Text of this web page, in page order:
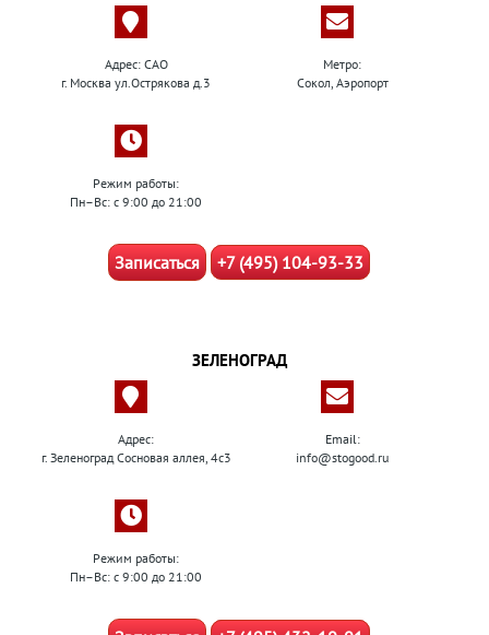
Адрес: САО
г. Москва ул.Острякова д.3
Метро:
Сокол, Аэропорт
Режим работы:
Пн–Вс: с 9:00 до 21:00
Записаться +7 (495) 104-93-33
ЗЕЛЕНОГРАД
Адрес:
г. Зеленоград Сосновая аллея, 4с3
Email:
info@stogood.ru
Режим работы:
Пн–Вс: с 9:00 до 21:00